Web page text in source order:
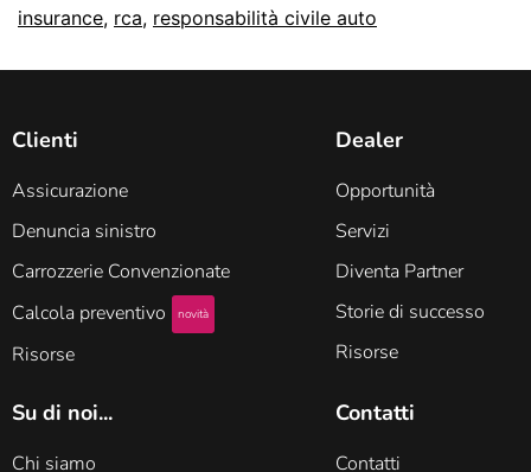
insurance, rca, responsabilità civile auto
Clienti
Assicurazione
Denuncia sinistro
Carrozzerie Convenzionate
Calcola preventivo
novità
Risorse
Dealer
Opportunità
Servizi
Diventa Partner
Storie di successo
Risorse
Su di noi...
Chi siamo
Contatti
Contatti